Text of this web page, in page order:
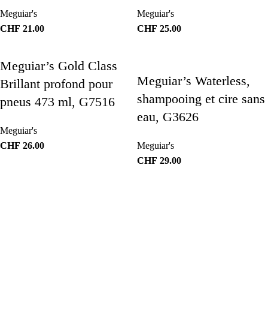
Meguiar's
CHF 21.00
Meguiar's
CHF 25.00
Meguiar’s Gold Class
Brillant profond pour
pneus 473 ml, G7516
Meguiar's
CHF 26.00
Meguiar’s Waterless,
shampooing et cire sans
eau, G3626
Meguiar's
CHF 29.00